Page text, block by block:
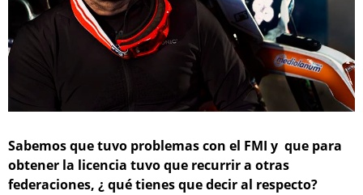
Sabemos que tuvo problemas con el FMI y que para
obtener la licencia tuvo que recurrir a otras
federaciones, ¿ qué tienes que decir al respecto?